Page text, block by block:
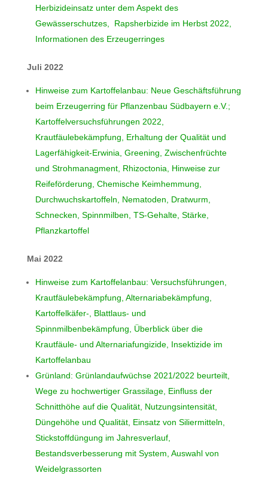
Herbizideinsatz unter dem Aspekt des
Gewässerschutzes, Rapsherbizide im Herbst 2022,
Informationen des Erzeugerringes
Juli 2022
Hinweise zum Kartoffelanbau: Neue Geschäftsführung
beim Erzeugerring für Pflanzenbau Südbayern e.V.;
Kartoffelversuchsführungen 2022,
Krautfäulebekämpfung, Erhaltung der Qualität und
Lagerfähigkeit-Erwinia, Greening, Zwischenfrüchte
und Strohmanagment, Rhizoctonia, Hinweise zur
Reifeförderung, Chemische Keimhemmung,
Durchwuchskartoffeln, Nematoden, Dratwurm,
Schnecken, Spinnmilben, TS-Gehalte, Stärke,
Pflanzkartoffel
Mai 2022
Hinweise zum Kartoffelanbau: Versuchsführungen,
Krautfäulebekämpfung, Alternariabekämpfung,
Kartoffelkäfer-, Blattlaus- und
Spinnmilbenbekämpfung, Überblick über die
Krautfäule- und Alternariafungizide, Insektizide im
Kartoffelanbau
Grünland: Grünlandaufwüchse 2021/2022 beurteilt,
Wege zu hochwertiger Grassilage, Einfluss der
Schnitthöhe auf die Qualität, Nutzungsintensität,
Düngehöhe und Qualität, Einsatz von Siliermitteln,
Stickstoffdüngung im Jahresverlauf,
Bestandsverbesserung mit System, Auswahl von
Weidelgrassorten